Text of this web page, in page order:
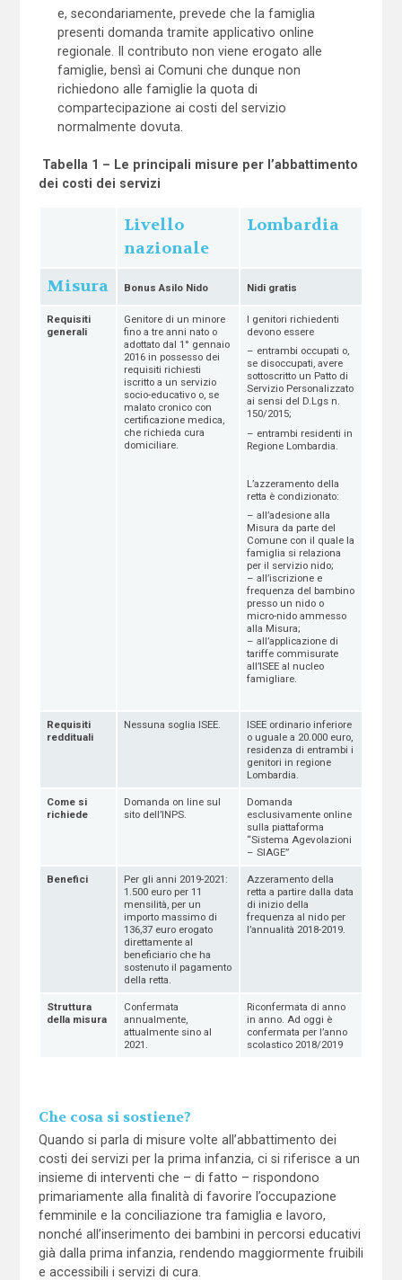
e, secondariamente, prevede che la famiglia
presenti domanda tramite applicativo online
regionale. Il contributo non viene erogato alle
famiglie, bensì ai Comuni che dunque non
richiedono alle famiglie la quota di
compartecipazione ai costi del servizio
normalmente dovuta.
Tabella 1 – Le principali misure per l’abbattimento
dei costi dei servizi
Livello
nazionale
Lombardia
Misura Bonus Asilo Nido Nidi gratis
Requisiti
generali
Genitore di un minore
fino a tre anni nato o
adottato dal 1° gennaio
2016 in possesso dei
requisiti richiesti
iscritto a un servizio
socio-educativo o, se
malato cronico con
certificazione medica,
che richieda cura
domiciliare.
I genitori richiedenti
devono essere
– entrambi occupati o,
se disoccupati, avere
sottoscritto un Patto di
Servizio Personalizzato
ai sensi del D.Lgs n.
150/2015;
– entrambi residenti in
Regione Lombardia.
L’azzeramento della
retta è condizionato:
– all’adesione alla
Misura da parte del
Comune con il quale la
famiglia si relaziona
per il servizio nido;
– all’iscrizione e
frequenza del bambino
presso un nido o
micro-nido ammesso
alla Misura;
– all’applicazione di
tariffe commisurate
all’ISEE al nucleo
famigliare.
Requisiti
reddituali
Nessuna soglia ISEE.
ISEE ordinario inferiore
o uguale a 20.000 euro,
residenza di entrambi i
genitori in regione
Lombardia.
Come si
richiede
Domanda on line sul
sito dell’INPS.
Domanda
esclusivamente online
sulla piattaforma
“Sistema Agevolazioni
– SIAGE”
Benefici
Per gli anni 2019-2021:
1.500 euro per 11
mensilità, per un
importo massimo di
136,37 euro erogato
direttamente al
beneficiario che ha
sostenuto il pagamento
della retta.
Azzeramento della
retta a partire dalla data
di inizio della
frequenza al nido per
l’annualità 2018-2019.
Struttura
della misura
Confermata
annualmente,
attualmente sino al
2021.
Riconfermata di anno
in anno. Ad oggi è
confermata per l’anno
scolastico 2018/2019
Che cosa si sostiene?
Quando si parla di misure volte all’abbattimento dei
costi dei servizi per la prima infanzia, ci si riferisce a un
insieme di interventi che – di fatto – rispondono
primariamente alla finalità di favorire l’occupazione
femminile e la conciliazione tra famiglia e lavoro,
nonché all’inserimento dei bambini in percorsi educativi
già dalla prima infanzia, rendendo maggiormente fruibili
e accessibili i servizi di cura.